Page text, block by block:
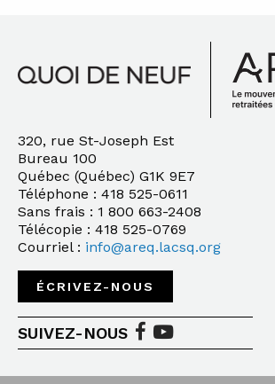
320, rue St-Joseph Est
Bureau 100
Québec (Québec) G1K 9E7
Téléphone : 418 525-0611
Sans frais : 1 800 663-2408
Télécopie : 418 525-0769
Courriel : info@areq.lacsq.org
ÉCRIVEZ-NOUS
SUIVEZ-NOUS